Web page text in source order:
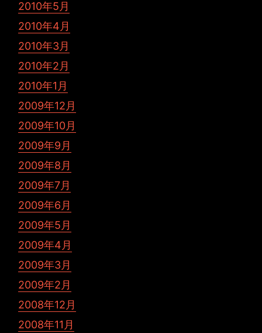
2010年5月
2010年4月
2010年3月
2010年2月
2010年1月
2009年12月
2009年10月
2009年9月
2009年8月
2009年7月
2009年6月
2009年5月
2009年4月
2009年3月
2009年2月
2008年12月
2008年11月